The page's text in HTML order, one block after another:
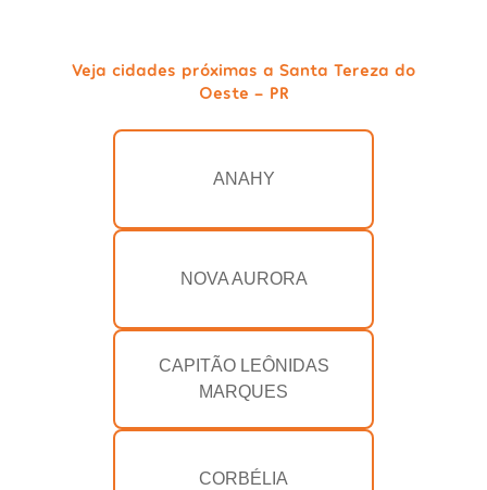
Veja cidades próximas a Santa Tereza do
Oeste - PR
ANAHY
NOVA AURORA
CAPITÃO LEÔNIDAS
MARQUES
CORBÉLIA